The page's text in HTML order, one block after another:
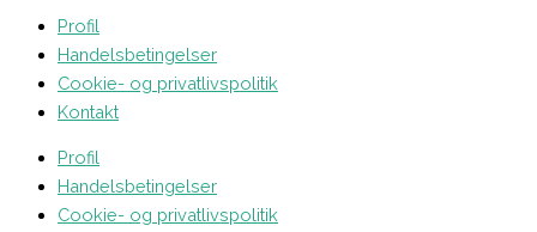
Profil
Handelsbetingelser
Cookie- og privatlivspolitik
Kontakt
Profil
Handelsbetingelser
Cookie- og privatlivspolitik